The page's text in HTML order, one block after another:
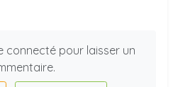
connecté pour laisser un